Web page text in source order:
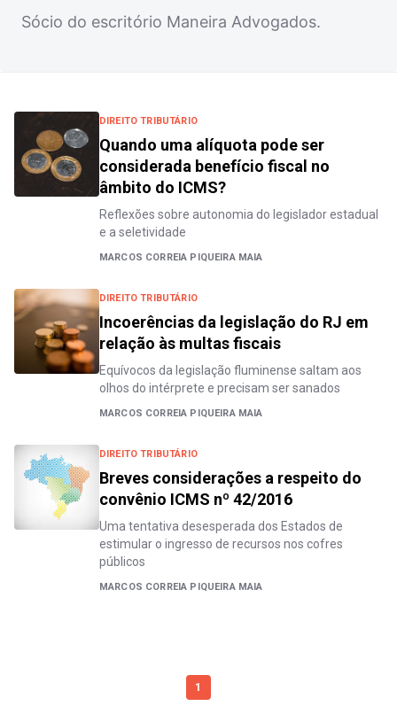
Sócio do escritório Maneira Advogados.
DIREITO TRIBUTÁRIO
Quando uma alíquota pode ser
considerada benefício fiscal no
âmbito do ICMS?
Reflexões sobre autonomia do legislador estadual
e a seletividade
MARCOS CORREIA PIQUEIRA MAIA
DIREITO TRIBUTÁRIO
Incoerências da legislação do RJ em
relação às multas fiscais
Equívocos da legislação fluminense saltam aos
olhos do intérprete e precisam ser sanados
MARCOS CORREIA PIQUEIRA MAIA
DIREITO TRIBUTÁRIO
Breves considerações a respeito do
convênio ICMS nº 42/2016
Uma tentativa desesperada dos Estados de
estimular o ingresso de recursos nos cofres
públicos
MARCOS CORREIA PIQUEIRA MAIA
1